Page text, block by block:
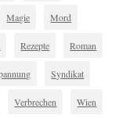
Magie Mord
Rezepte Roman
Syndikat
Verbrechen Wien